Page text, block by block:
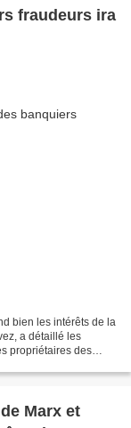
fraudeurs ira
bien les intérêts de la
a détaillé les
propriétaires des
Marx et